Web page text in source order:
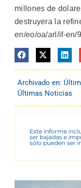
millones de
destruyera la
en/eo/oa/arl/if-en/
Archivado en:
Últimas Noticias
Este informe
ser bajadas e
sólo pueden ser